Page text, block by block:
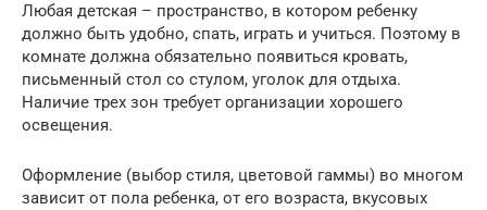
Любая детская – пространство, в котором ребенку
должно быть удобно, спать, играть и учиться. Поэтому в
комнате должна обязательно появиться кровать,
письменный стол со стулом, уголок для отдыха.
Наличие трех зон требует организации хорошего
освещения.
Оформление (выбор стиля, цветовой гаммы) во многом
зависит от пола ребенка, от его возраста, вкусовых